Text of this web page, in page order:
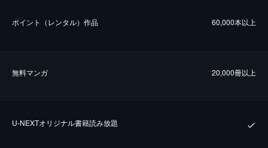
ポイント（レンタル）作品 60,000本以上
無料マンガ 20,000冊以上
U-NEXTオリジナル書籍読み放題